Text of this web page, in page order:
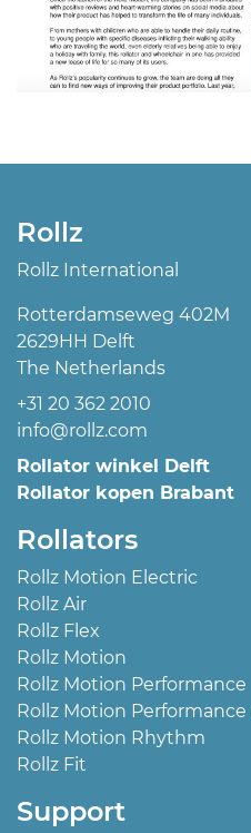
Rollz
Rollz International
Rotterdamseweg 402M
2629HH Delft
The Netherlands
+31 20 362 2010
info@rollz.com
Rollator winkel Delft
Rollator kopen Brabant
Rollators
Rollz Motion Electric
Rollz Air
Rollz Flex
Rollz Motion
Rollz Motion Performance
Rollz Motion
Rollz Motion Rhythm
Rollz Fit
Support